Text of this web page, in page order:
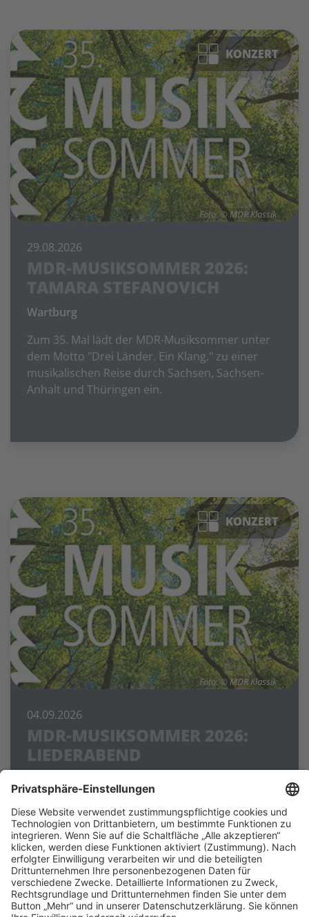
KONZERT
Foto: © MDR Klassik
29.08.2026
Wartburg
Zum 35. Mal lädt der MDR-Musiksommer unter
dem Motto "Drei Länder. Ein Klang." zu einer
musikalischen Reise durch Sachsen, Sachsen-
Anhalt und Thüringen ein.
KONZERT
Foto: © MDR Klassik
04.09.2026
MDR-MUSIKSOMMER 2026:
LIEDERABEND
Zum 35. Mal lädt der MDR-Musiksommer unter
dem Motto "Drei Länder. Ein Klang." zu einer
musikalischen Reise durch Sachsen, Sachsen-
Anhalt und Thüringen ein.